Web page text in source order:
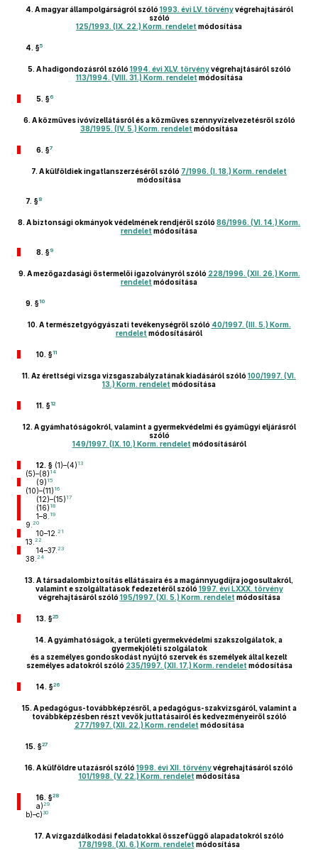
4. A magyar állampolgárságról szóló 1993. évi LV. törvényvégrehajtásáról
szóló
125/1993. (IX. 22.) Korm. rendelet módosítása
4. §5
5. A hadigondozásról szóló 1994. évi XLV. törvényvégrehajtásáról szóló
113/1994. (VIII. 31.) Korm. rendelet módosítása
5. §6
6. A közműves ivóvízellátásról és a közműves szennyvízelvezetésről szóló
38/1995. (IV. 5.) Korm. rendelet módosítása
6. §7
7. A külföldiek ingatlanszerzéséről szóló 7/1996. (I. 18.) Korm. rendelet
módosítása
7. §8
8. A biztonsági okmányok védelmének rendjéről szóló 86/1996. (VI. 14.) Korm.
rendelet módosítása
8. §9
9. A mezőgazdasági őstermelői igazolványról szóló 228/1996. (XII. 26.) Korm.
rendelet módosítása
9. §10
10. A természetgyógyászati tevékenységről szóló 40/1997. (III. 5.) Korm.
rendelet módosításáról
10. §11
11. Az érettségi vizsga vizsgaszabályzatának kiadásáról szóló 100/1997. (VI.
13.) Korm. rendelet módosítása
11. §12
12. A gyámhatóságokról, valamint a gyermekvédelmi és gyámügyi eljárásról
szóló
149/1997. (IX. 10.) Korm. rendelet módosításáról
12. §(1)–(4) 13
(5)–(8) 14
(9) 15
(10)–(11) 16
(12)–(15) 17
(16) 18
1–8. 19
9. 20
10–12. 21
13. 22
14–37. 23
38. 24
13. A társadalombiztosítás ellátásaira és a magánnyugdíjra jogosultakról,
valamint e szolgáltatások fedezetéről szóló 1997. évi LXXX. törvény
végrehajtásáról szóló 195/1997. (XI. 5.) Korm. rendelet módosítása
13. §25
14. A gyámhatóságok, a területi gyermekvédelmi szakszolgálatok, a
gyermekjóléti szolgálatok
és a személyes gondoskodást nyújtó szervek és személyek által kezelt
személyes adatokról szóló 235/1997. (XII. 17.) Korm. rendelet módosítása
14. §26
15. A pedagógus-továbbképzésről, a pedagógus-szakvizsgáról, valamint a
továbbképzésben részt vevők juttatásairól és kedvezményeiről szóló
277/1997. (XII. 22.) Korm. rendelet módosítása
15. §27
16. A külföldre utazásról szóló 1998. évi XII. törvényvégrehajtásáról szóló
101/1998. (V. 22.) Korm. rendelet módosítása
16. §28
a)29
b)–c)30
17. A vízgazdálkodási feladatokkal összefüggő alapadatokról szóló
178/1998. (XI. 6.) Korm. rendelet módosítása